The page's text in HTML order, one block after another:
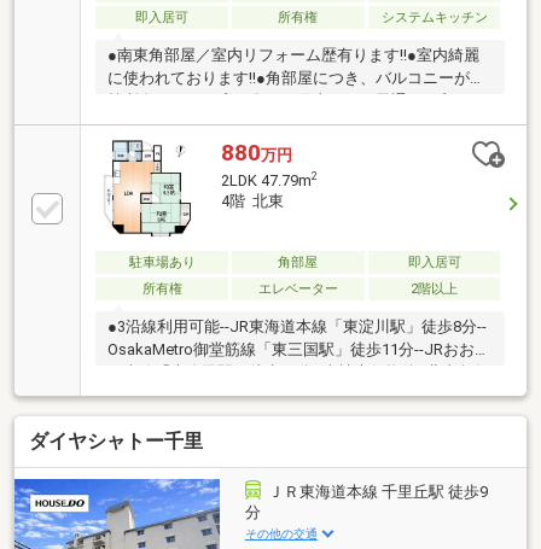
即入居可
所有権 システムキッチン
●南東角部屋／室内リフォーム歴有ります!!●室内綺麗
に使われております!!●角部屋につき、バルコニーが２
箇所有ります!!●窓が多く、陽当たり・風通しの良いお
部屋です!!●持ち家・収益物件の第一歩にどうぞ!!●空家
につき本日の内覧可能です!!□■□物件のお問い合わせは
お気軽にどうぞ□■□角住戸、スーパー 徒歩10分以内、
２沿線以上利用可、市街地が近い、陽当り良好、通風
良好、即引渡可、南向き、システムキッチン、全居室
収納、駅まで平坦、和室、２面以上バルコニー、南面
バルコニー、温水洗浄便座、浴室に窓、ＴＶモニタ付
インターホン、都市近郊、小学校 徒歩10分以内、エレ
880万円
2LDK 47.79m2
4階 北東
駐車場あり 角部屋
即入居可
所有権
エレベーター 2階以上
●3沿線利用可能--JR東海道本線「東淀川駅」徒歩8分--
OsakaMetro御堂筋線「東三国駅」徒歩11分--JRおおさ
か東線「南吹田駅」徒歩11分○当社専任物件●北東角住
戸、各居室に窓あり、通風良好○マイホームに限ら
ず、収益物件としてもご覧下さいませ●自然を感じら
れるリバーサイド環境当社では他社様が掲載している
物件もご紹介させて頂きます！あわせて内覧を希望さ
れる際は、お問い合わせの際希望の物件名をお申し付
けくださいませ！「お家探し」「ご売却」は地域密着
40年の北急ハウジングにお任せ下さい！
ダイヤシャトー千里
ＪＲ東海道本線 千里丘駅 徒歩9
分
その他の交通